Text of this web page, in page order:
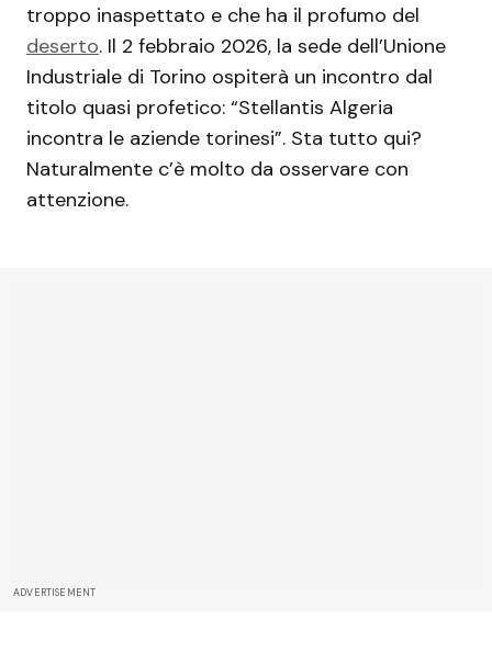
troppo inaspettato e che ha il profumo del
deserto. Il 2 febbraio 2026, la sede dell’Unione
Industriale di Torino ospiterà un incontro dal
titolo quasi profetico: “Stellantis Algeria
incontra le aziende torinesi”. Sta tutto qui?
Naturalmente c’è molto da osservare con
attenzione.
ADVERTISEMENT